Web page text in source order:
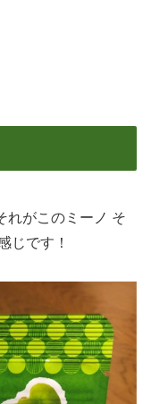
れがこのミーノ そ
じです！